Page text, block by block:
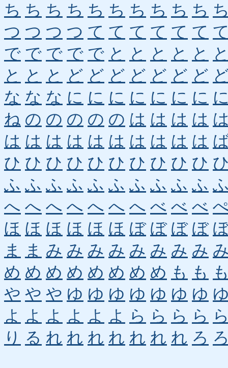
ち ち ち ち ち ち ち ち ち ち
つ つ つ つ て て て て て て
で で で で で と と と と と
と と と ど ど ど ど ど ど ど
な な な に に に に に に に
ね の の の の の は は は は
は は は は は は は は は は
ひ ひ ひ ひ ひ ひ ひ ひ ひ ひ
ふ ふ ふ ふ ふ ふ ふ ふ ふ ふ
へ へ へ へ へ へ へ べ べ べ
ほ ほ ほ ほ ほ ほ ぼ ぼ ぼ ぼ
ま
ま み み み み み み み み
め め め め め め め め も も
や や や ゆ ゆ ゆ ゆ ゆ ゆ ゆ
よ よ よ よ よ よ ら ら ら ら
り る れ れ れ れ れ れ れ ろ